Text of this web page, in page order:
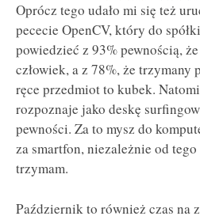
Oprócz tego udało mi się też
pececie OpenCV, który do
powiedzieć z 93% pewnością,
człowiek, a z 78%, że trzymany
ręce przedmiot to kubek.
rozpoznaje jako deskę
pewności. Za to mysz do
za smartfon, niezależnie od
trzymam.
Październik to również czas na